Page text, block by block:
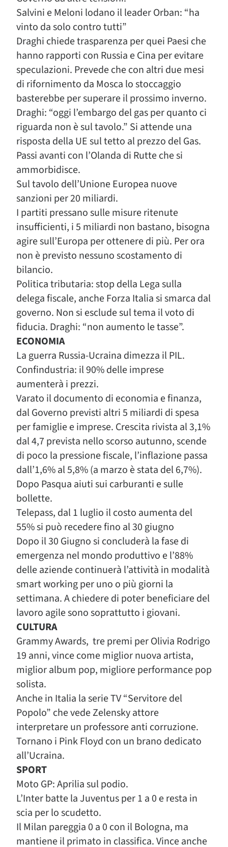
Salvini e Meloni lodano il leader Orban: “ha
vinto da solo contro tutti”
Draghi chiede trasparenza per quei Paesi che
hanno rapporti con Russia e Cina per evitare
speculazioni. Prevede che con altri due mesi
di rifornimento da Mosca lo stoccaggio
basterebbe per superare il prossimo inverno.
Draghi: “oggi l’embargo del gas per quanto ci
riguarda non è sul tavolo.” Si attende una
risposta della UE sul tetto al prezzo del Gas.
Passi avanti con l’Olanda di Rutte che si
ammorbidisce.
Sul tavolo dell’Unione Europea nuove
sanzioni per 20 miliardi.
I partiti pressano sulle misure ritenute
insufficienti, i 5 miliardi non bastano, bisogna
agire sull’Europa per ottenere di più. Per ora
non è previsto nessuno scostamento di
bilancio.
Politica tributaria: stop della Lega sulla
delega fiscale, anche Forza Italia si smarca dal
governo. Non si esclude sul tema il voto di
fiducia. Draghi: “non aumento le tasse”.
ECONOMIA
La guerra Russia-Ucraina dimezza il PIL.
Confindustria: il 90% delle imprese
aumenterà i prezzi.
Varato il documento di economia e finanza,
dal Governo previsti altri 5 miliardi di spesa
per famiglie e imprese. Crescita rivista al 3,1%
dal 4,7 prevista nello scorso autunno, scende
di poco la pressione fiscale, l’inflazione passa
dall’1,6% al 5,8% (a marzo è stata del 6,7%).
Dopo Pasqua aiuti sui carburanti e sulle
bollette.
Telepass, dal 1 luglio il costo aumenta del
55% si può recedere fino al 30 giugno
Dopo il 30 Giugno si concluderà la fase di
emergenza nel mondo produttivo e l’88%
delle aziende continuerà l’attività in modalità
smart working per uno o più giorni la
settimana. A chiedere di poter beneficiare del
lavoro agile sono soprattutto i giovani.
CULTURA
Grammy Awards, tre premi per Olivia Rodrigo
19 anni, vince come miglior nuova artista,
miglior album pop, migliore performance pop
solista.
Anche in Italia la serie TV “Servitore del
Popolo” che vede Zelensky attore
interpretare un professore anti corruzione.
Tornano i Pink Floyd con un brano dedicato
all’Ucraina.
SPORT
Moto GP: Aprilia sul podio.
L’Inter batte la Juventus per 1 a 0 e resta in
scia per lo scudetto.
Il Milan pareggia 0 a 0 con il Bologna, ma
mantiene il primato in classifica. Vince anche